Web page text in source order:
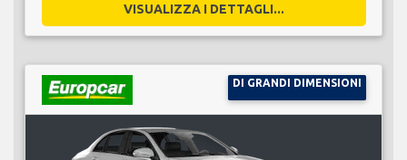
VISUALIZZA I DETTAGLI...
DI GRANDI DIMENSIONI